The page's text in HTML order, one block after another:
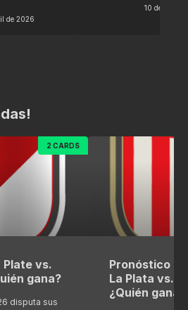
de 2026
10 de abril
2 CARDS
Plate vs.
gana?
disputa sus
Pronóstico
La Plata vs.
¿Quién gana?